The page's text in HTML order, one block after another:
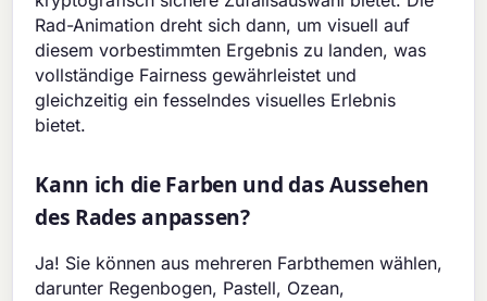
Rad-Animation dreht sich dann, um visuell auf
diesem vorbestimmten Ergebnis zu landen, was
vollständige Fairness gewährleistet und
gleichzeitig ein fesselndes visuelles Erlebnis
bietet.
Kann ich die Farben und das Aussehen
des Rades anpassen?
Ja! Sie können aus mehreren Farbthemen wählen,
darunter Regenbogen, Pastell, Ozean,